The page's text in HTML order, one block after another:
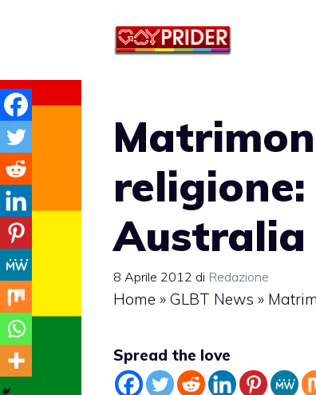
Australia
8 Aprile 2012 di Redazione
Home » GLBT News »
Spread the love